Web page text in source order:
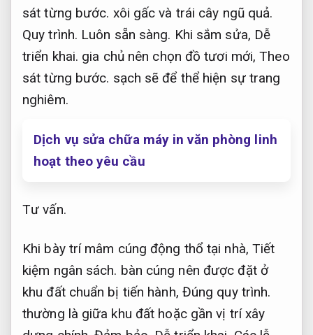
sát từng bước. xôi gấc và trái cây ngũ quả.
Quy trình. Luôn sẵn sàng. Khi sắm sửa, Dễ
triển khai. gia chủ nên chọn đồ tươi mới,Theo
sát từng bước. sạch sẽ để thể hiện sự trang
nghiêm.
Dịch vụ sửa chữa máy in văn phòng linh
hoạt theo yêu cầu
Tư vấn.
Khi bày trí mâm cúng động thổ tại nhà, Tiết
kiệm ngân sách. bàn cúng nên được đặt ở
khu đất chuẩn bị tiến hành, Đúng quy trình.
thường là giữa khu đất hoặc gần vị trí xây